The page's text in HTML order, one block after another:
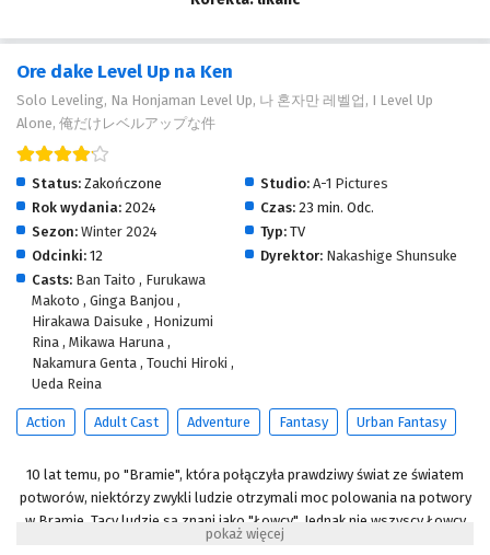
Ore dake Level Up na Ken
Solo Leveling, Na Honjaman Level Up, 나 혼자만 레벨업, I Level Up
Alone, 俺だけレベルアップな件
Status: Zakończone Studio: A-1 Pictures
Rok wydania: 2024 Czas: 23 min. Odc.
Sezon: Winter 2024 Typ: TV
Odcinki: 12 Dyrektor: Nakashige Shunsuke
Casts: Ban Taito , Furukawa
Makoto , Ginga Banjou ,
Hirakawa Daisuke , Honizumi
Rina , Mikawa Haruna ,
Nakamura Genta , Touchi Hiroki ,
Ueda Reina
Action Adult Cast Adventure Fantasy Urban Fantasy
10 lat temu, po "Bramie", która połączyła prawdziwy świat ze światem
potworów, niektórzy zwykli ludzie otrzymali moc polowania na potwory
w Bramie. Tacy ludzie są znani jako "Łowcy". Jednak nie wszyscy Łowcy
są potężni. - Nazywam się Sung Jin-Woo, łowca rangi E. Jestem kimś, kto